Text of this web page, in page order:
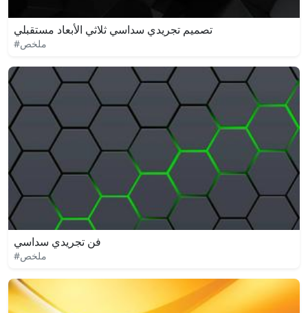
تصميم تجريدي سداسي ثلاثي الأبعاد مستقبلي
#ملخص
فن تجريدي سداسي
#ملخص